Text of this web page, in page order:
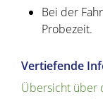
Bei der
Probezeit.
Vertiefende
Übersicht über